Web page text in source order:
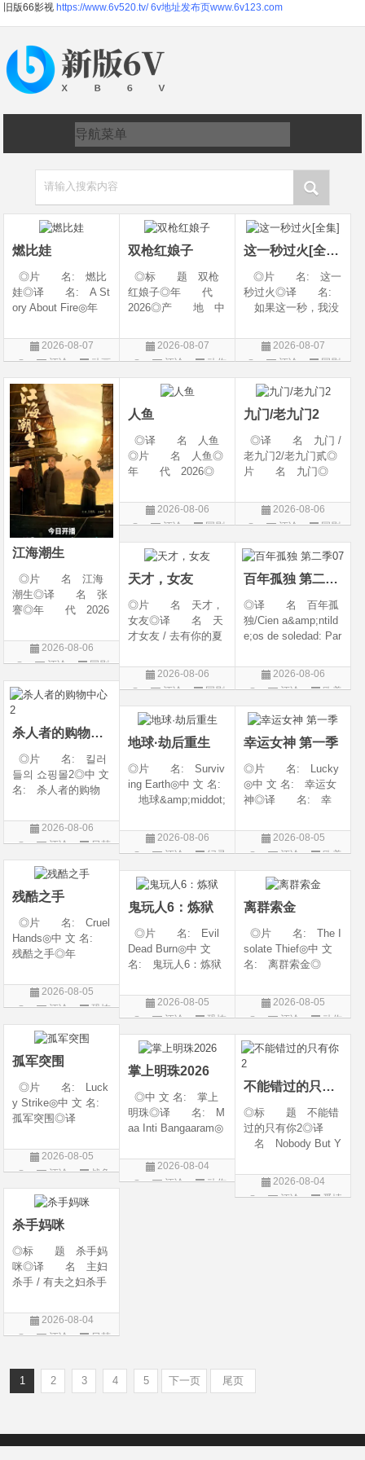
旧版66影视 https://www.6v520.tv/ 6v地址发布页www.6v123.com
请输入搜索内容
燃比娃
◎片 名: 燃比
娃◎译 名: A St
ory About Fire◎年
地: 中国大陆◎
类 别: 动画 / 奇
汉语普通话◎上映
日期: 202
2026-08-07
评论
动画
片
双枪红娘子
◎标 题 双枪
红娘子◎年 代
2026◎产 地 中
剧情 / 动作 / 战争◎
上映日期 2026-08-
链接 https://movie.
douban.com/s
2026-08-07
评论
动作
片
这一秒过火[全集]
◎片 名: 这一
秒过火◎译 名:
如果这一秒，我没
年 代: 2026◎
产 地: 中国大
情 / 爱情◎语 言:
汉语普通话◎上映
2026-08-07
评论
国剧
江海潮生
◎片 名 江海
潮生◎译 名 张
謇◎年 代 2026
陆◎类 别 传记
/ 历史 / 古装◎语
上映日期 2026-07-
20(中国大陆)◎
2026-08-06
评论
国剧
人鱼
◎译 名 人鱼
◎片 名 人鱼◎
年 代 2026◎
◎类 别 剧情 /
悬疑◎语 言 汉
期 2026-08-04(中国
大陆)◎IMDb链接 t
2026-08-06
评论
国剧
九门/老九门2
◎译 名 九门 /
老九门2/老九门贰◎
片 名 九门◎
产 地 中国大陆
◎类 别 剧情 /
言 汉语普通话◎上
映日期 2026-07
2026-08-06
评论
国剧
天才，女友
◎片 名 天才，
女友◎译 名 天
才女友 / 去有你的夏
年 代 2026◎
产 地 中国大陆
爱情◎语 言 汉
语普通话◎上映日期
2026-08-06
评论
国剧
百年孤独 第二季07
◎译 名 百年孤
独/Cien a&amp;ntild
e;os de soledad: Par
ears of Solitude/One
Hundred Years of So
寂/百年孤寂：第一
部(台)/百年孤
2026-08-06
评论
欧美
剧
杀人者的购物中心2
◎片 名: 킬러
들의 쇼핑몰2◎中 文
名: 杀人者的购物
A Shop for Killers S
2 / A Shop for Killers
代: 2026◎产
地: 韩国
2026-08-06
评论
日韩
剧
地球·劫后重生
◎片 名: Surviv
ing Earth◎中 文 名:
地球&amp;middot;
名: 幸存地球◎
年 代: 2026◎
类 别: 纪录片
◎语 言: 英语
◎上映
2026-08-06
评论
纪录
片
幸运女神 第一季
◎片 名: Lucky
◎中 文 名: 幸运女
神◎译 名: 幸
6◎产 地: 美国
◎类 别: 剧情 /
英语◎上映日期: 2
026-07-15(美国)
2026-08-05
评论
欧美
剧
残酷之手
◎片 名: Cruel
Hands◎中 文 名:
残酷之手◎年
地: 澳大利亚◎
类 别: 惊悚 / 恐
语◎上映日期: 202
6-07-24(澳大利亚)
2026-08-05
评论
恐怖
片
鬼玩人6：炼狱
◎片 名: Evil
Dead Burn◎中 文
名: 鬼玩人6：炼狱
焚场(台) / 鬼玩人6：
燃烧 / 鬼玩人崛起衍
2026◎产 地:
美国◎类 别:
2026-08-05
评论
恐怖
片
离群索金
◎片 名: The I
solate Thief◎中 文
名: 离群索金◎
产 地: 美国◎
类 别: 西部◎
上映日期: 2026-07-
10(美国)◎IMDb评分
2026-08-05
评论
动作
片
孤军突围
◎片 名: Luck
y Strike◎中 文 名:
孤军突围◎译
年 代: 2026◎
产 地: 美国◎
作 / 战争◎语 言:
英语◎上映日
2026-08-05
评论
战争
片
掌上明珠2026
◎中 文 名: 掌上
明珠◎译 名: M
aa Inti Bangaaram◎
产 地: 印度◎
类 别: 动作 / 惊
2026-08-04
评论
动作
不能错过的只有你2
◎标 题 不能错
过的只有你2◎译
名 Nobody But Y
26◎产 地 中国
大陆◎类 别 喜
2026-08-04
评论
爱情
杀手妈咪
◎标 题 杀手妈
咪◎译 名 主妇
杀手 / 有夫之妇杀手
ler / A Bona Fide Kill
er◎年 代 2026
悚◎语
2026-08-04
评论
日韩
1 2 3 4 5 下一页 尾页